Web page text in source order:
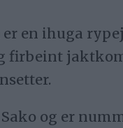
er en ihuga
firbeint
og er